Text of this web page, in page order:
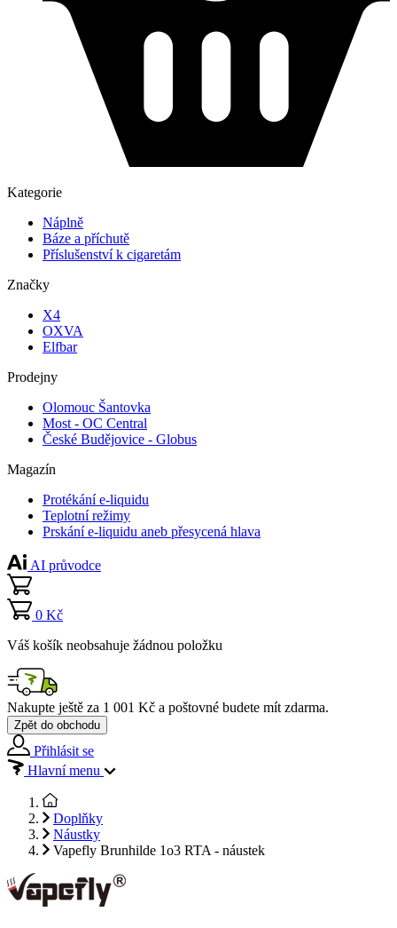
Kategorie
Náplně
Báze a příchutě
Příslušenství k cigaretám
Značky
X4
OXVA
Elfbar
Prodejny
Olomouc Šantovka
Most - OC Central
České Budějovice - Globus
Magazín
Protékání e-liquidu
Teplotní režimy
Prskání e-liquidu aneb přesycená hlava
AI průvodce
0 Kč
Váš košík neobsahuje žádnou položku
Nakupte ještě za 1 001 Kč a poštovné budete mít zdarma.
Zpět do obchodu
Přihlásit se
Hlavní menu
Doplňky
Náustky
Vapefly Brunhilde 1o3 RTA - náustek